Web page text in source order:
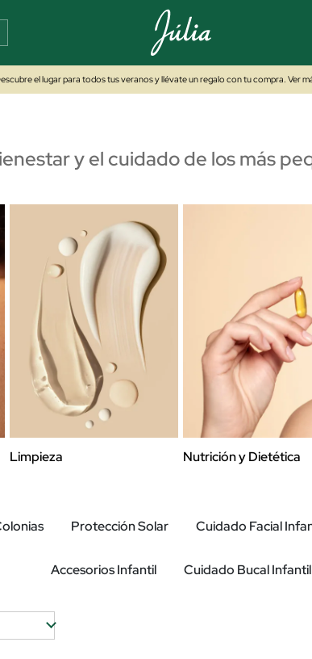
el lugar para todos tus veranos y llévate un regalo con tu compra. Ver
y el cuidado de los más
Limpieza Nutrición y Dietética
Protección Solar Cuidado Facial
Accesorios Infantil Cuidado Bucal Infantil